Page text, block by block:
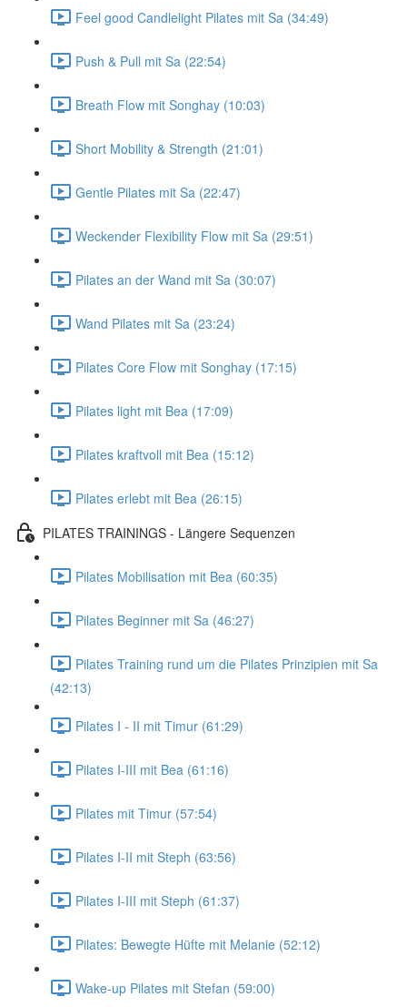
Feel good Candlelight Pilates mit Sa (34:49)
Push & Pull mit Sa (22:54)
Breath Flow mit Songhay (10:03)
Short Mobility & Strength (21:01)
Gentle Pilates mit Sa (22:47)
Weckender Flexibility Flow mit Sa (29:51)
Pilates an der Wand mit Sa (30:07)
Wand Pilates mit Sa (23:24)
Pilates Core Flow mit Songhay (17:15)
Pilates light mit Bea (17:09)
Pilates kraftvoll mit Bea (15:12)
Pilates erlebt mit Bea (26:15)
PILATES TRAININGS - Längere Sequenzen
Pilates Mobilisation mit Bea (60:35)
Pilates Beginner mit Sa (46:27)
Pilates Training rund um die Pilates Prinzipien mit Sa
(42:13)
Pilates I - II mit Timur (61:29)
Pilates I-III mit Bea (61:16)
Pilates mit Timur (57:54)
Pilates I-II mit Steph (63:56)
Pilates I-III mit Steph (61:37)
Pilates: Bewegte Hüfte mit Melanie (52:12)
Wake-up Pilates mit Stefan (59:00)